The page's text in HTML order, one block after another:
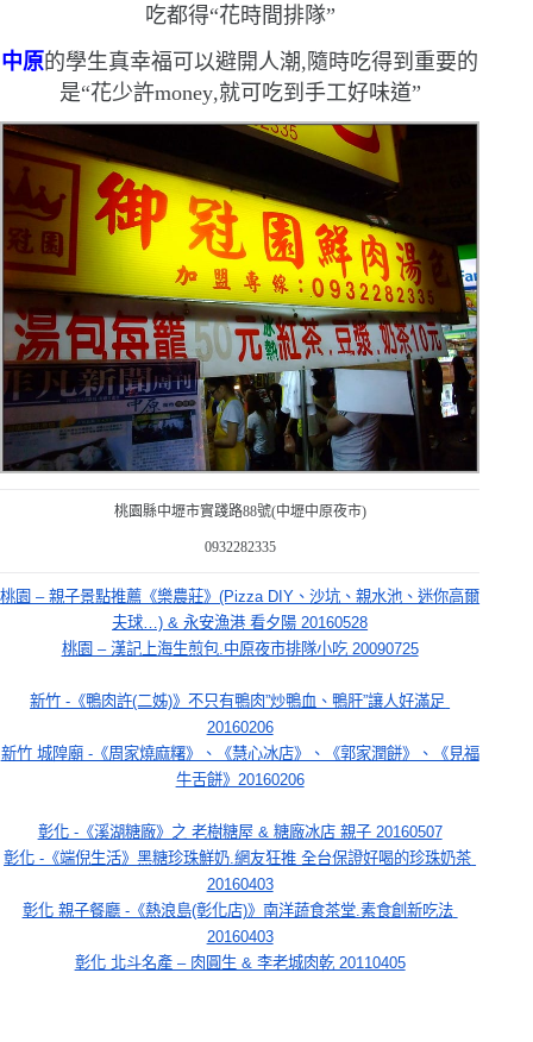
吃都得“花時間排隊”
中原的學生真幸福可以避開人潮,隨時吃得到 重要的
是“花少許money,就可吃到手工好味道”
桃園縣中壢市實踐路88號(中壢中原夜市)
0932282335
桃園 – 親子景點推薦《樂農莊》(Pizza DIY、沙坑、親水池、迷你高爾
夫球…) & 永安漁港 看夕陽 20160528
桃園 – 漢記上海生煎包.中原夜市排隊小吃 20090725
新竹 -《鴨肉許(二姊)》不只有鴨肉”炒鴨血、鴨肝”讓人好滿足
20160206
新竹 城隍廟 -《周家燒麻糬》、《慧心冰店》、《郭家潤餅》、《見福
牛舌餅》20160206
彰化 -《溪湖糖廠》之 老樹糖屋 & 糖廠冰店 親子 20160507
彰化 -《端倪生活》黑糖珍珠鮮奶.網友狂推 全台保證好喝的珍珠奶茶
20160403
彰化 親子餐廳 -《熱浪島(彰化店)》南洋蔬食茶堂.素食創新吃法
20160403
彰化 北斗名產 – 肉圓生 & 李老城肉乾 20110405